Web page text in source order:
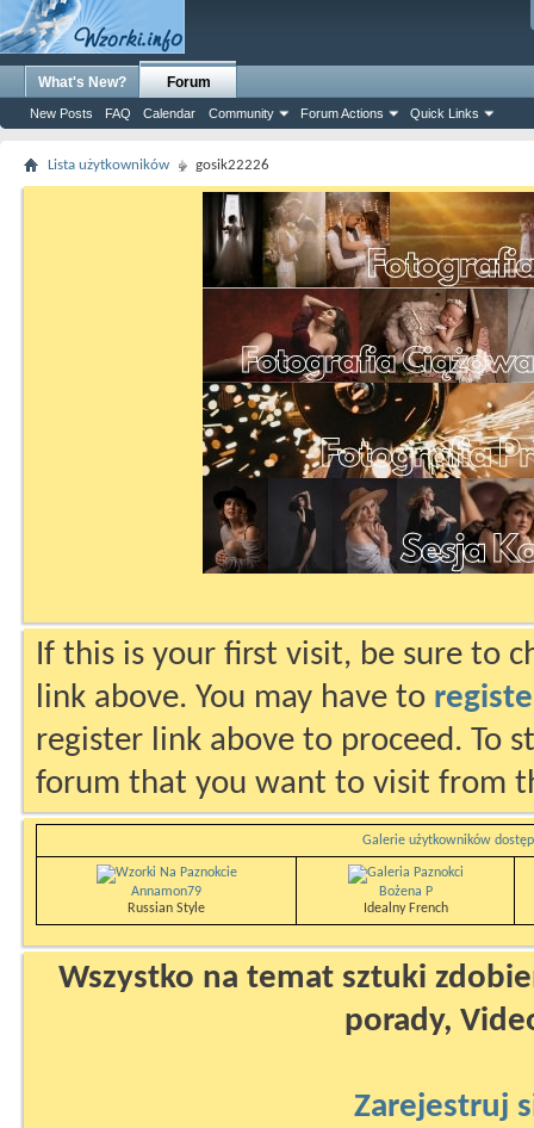
What's New? Forum
New Posts FAQ Calendar Community Forum Actions Quick Links
Lista użytkowników gosik22226
If this is your first visit, be sure to
link above. You may have to
register link above to proceed. To
forum that you want to visit from
Galerie użytkowników
Annamon79
Russian Style
Bożena P
Idealny French
Wszystko na temat sztuki
porady,
Zarejestruj